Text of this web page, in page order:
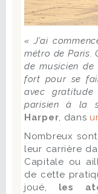
« J’ai
métro de Paris.
de musicien
fort pour se
avec
parisien à la
Harper, dans
Nombreux
leur carrière
Capitale ou
de cette
joué, les